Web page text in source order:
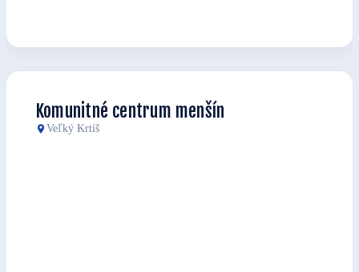
Komunitné centrum menšín
Veľký Krtíš